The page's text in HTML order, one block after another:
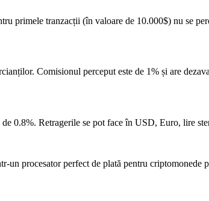
primele tranzacții (în valoare de 10.000$) nu se
Comisionul perceput este de 1% și are
0.8%. Retragerile se pot face în USD, Euro, lire
procesator perfect de plată pentru criptomonede